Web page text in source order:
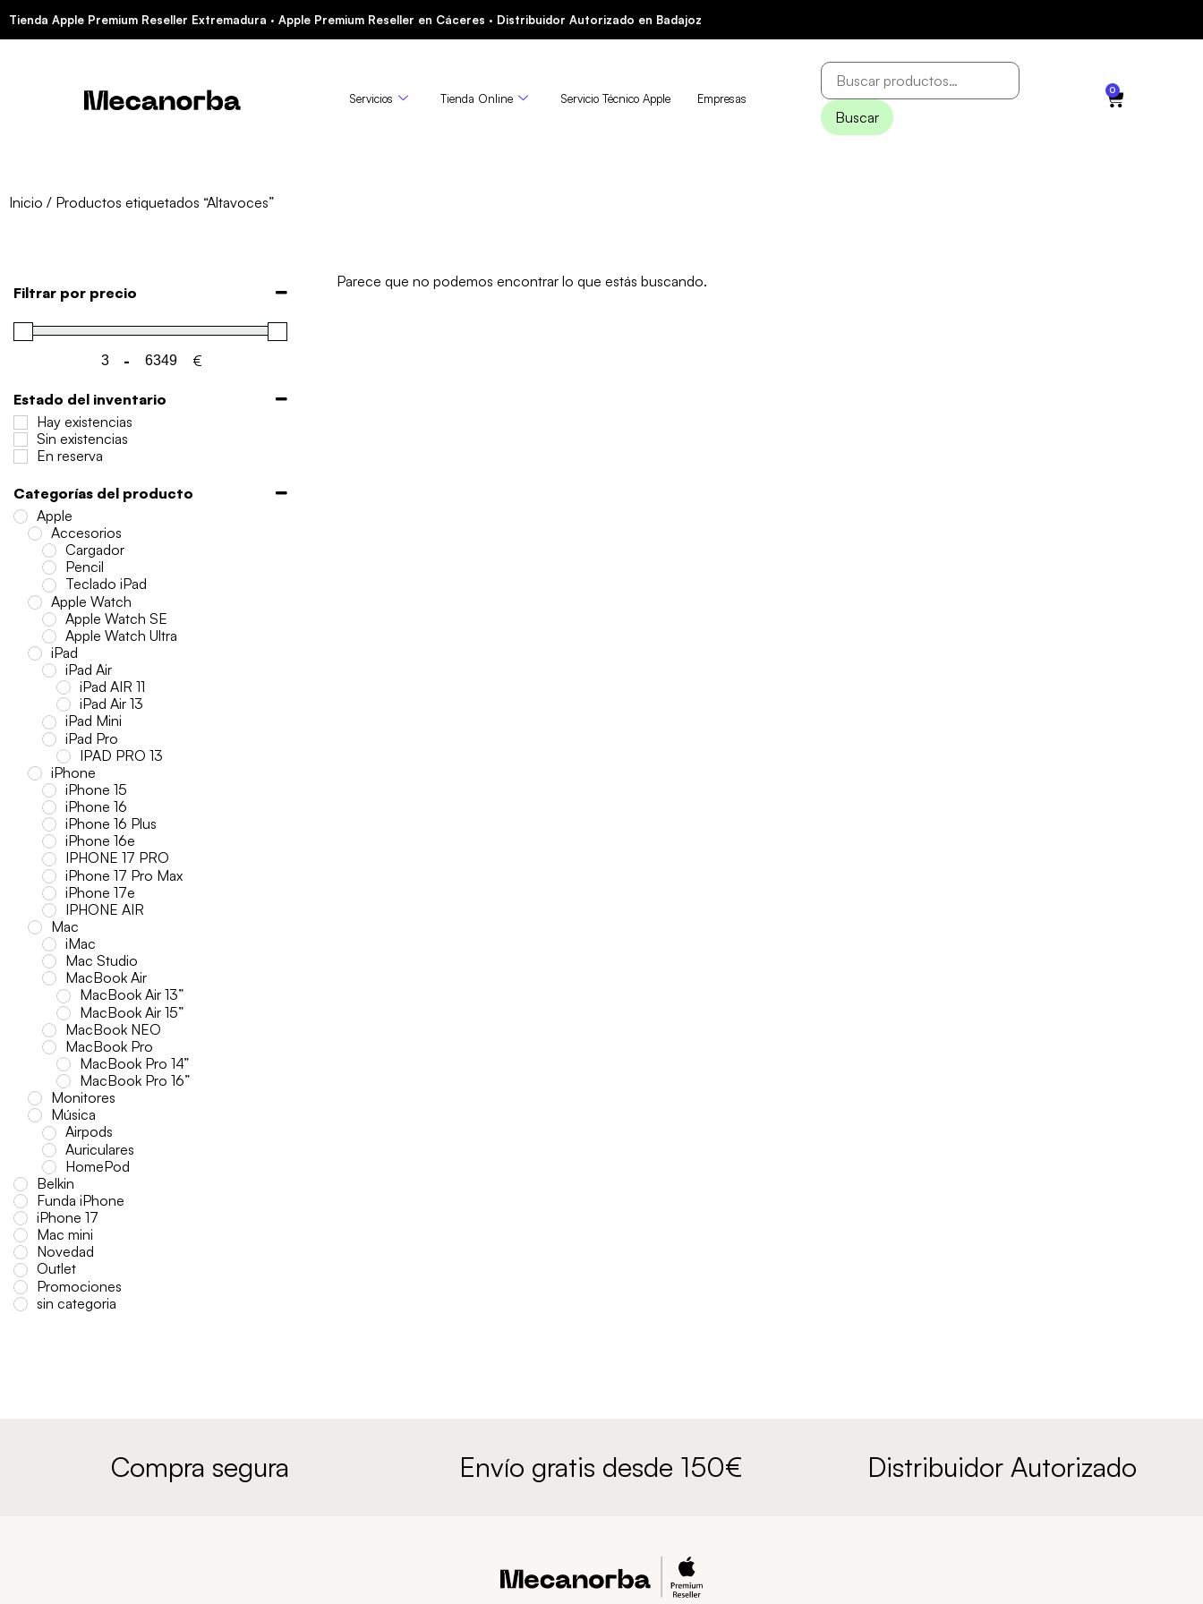
Tienda Apple Premium Reseller Extremadura · Apple Premium Reseller en Cáceres · Distribuidor Autorizado en Badajoz
Servicios Tienda Online Servicio Técnico Apple Empresas
Buscar
0
Inicio / Productos etiquetados “Altavoces”
Filtrar por precio
Minimum Price
- Maximum Price
€
Estado del inventario
Hay existencias
Sin existencias
En reserva
Categorías del producto
Apple
Accesorios
Cargador
Pencil
Teclado iPad
Apple Watch
Apple Watch SE
Apple Watch Ultra
iPad
iPad Air
iPad AIR 11
iPad Air 13
iPad Mini
iPad Pro
IPAD PRO 13
iPhone
iPhone 15
iPhone 16
iPhone 16 Plus
iPhone 16e
IPHONE 17 PRO
iPhone 17 Pro Max
iPhone 17e
IPHONE AIR
Mac
iMac
Mac Studio
MacBook Air
MacBook Air 13”
MacBook Air 15”
MacBook NEO
MacBook Pro
MacBook Pro 14”
MacBook Pro 16”
Monitores
Música
Airpods
Auriculares
HomePod
Belkin
Funda iPhone
iPhone 17
Mac mini
Novedad
Outlet
Promociones
sin categoria
Parece que no podemos encontrar lo que estás buscando.
Compra segura Envío gratis desde 150€ Distribuidor Autorizado